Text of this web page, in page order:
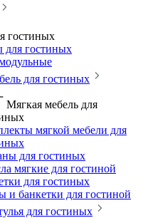
гостиных
для гостиных
для гостиных
Мягкая мебель для
мягкой мебели для
для гостиных
мягкие для гостиной
для гостиных
и банкетки для гостиной
для гостиных